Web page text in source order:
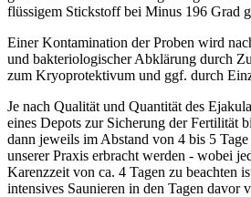
flüssigem Stickstoff bei Minus 196 Grad
Einer Kontamination der Proben wird
und bakteriologischer Abklärung durch
zum Kryoprotektivum und ggf. durch
Je nach Qualität und Quantität des
eines Depots zur Sicherung der Fertilität
dann jeweils im Abstand von 4 bis 5
unserer Praxis erbracht werden - wobei
Karenzzeit von ca. 4 Tagen zu beachten
intensives Saunieren in den Tagen davor